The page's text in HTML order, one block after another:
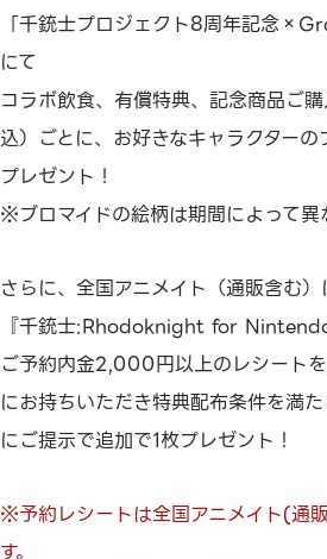
「千銃士プロジェクト8周年記念
にて
コラボ飲食、有償特典、記念商品ご
込）ごとに、お好きなキャラクターの
プレゼント！
※ブロマイドの絵柄は期間によって異
さらに、全国アニメイト（通販含む）
『千銃士:Rhodoknight for
ご予約内金2,000円以上のレシート
にお持ちいただき特典配布条件を満
にご提示で追加で1枚プレゼント！
※予約レシートは全国アニメイト(通
す。